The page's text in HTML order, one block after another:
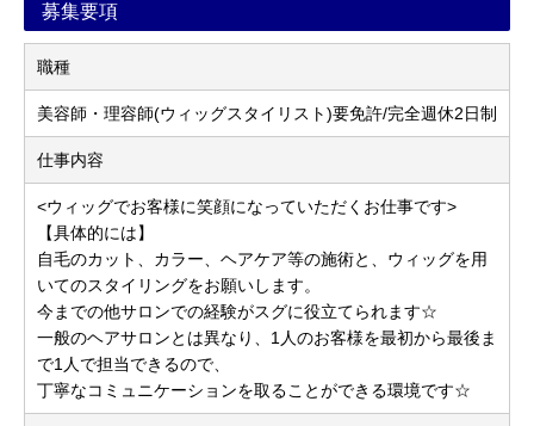
募集要項
職種
美容師・理容師(ウィッグスタイリスト)要免許/完全週休2日制
仕事内容
<ウィッグでお客様に笑顔になっていただくお仕事です>
【具体的には】
自毛のカット、カラー、ヘアケア等の施術と、ウィッグを用
いてのスタイリングをお願いします。
今までの他サロンでの経験がスグに役立てられます☆
一般のヘアサロンとは異なり、1人のお客様を最初から最後ま
で1人で担当できるので、
丁寧なコミュニケーションを取ることができる環境です☆